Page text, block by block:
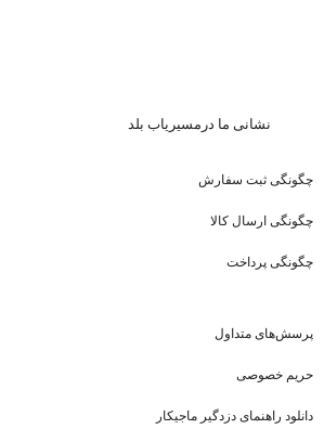
نشانی ما درمسیریاب بلد
چگونگی ثبت سفارش
چگونگی ارسال کالا
چگونگی پرداخت
پرسش‌های متداول
حریم خصوصی
دانلود راهنمای دزدگیر ماجیکار